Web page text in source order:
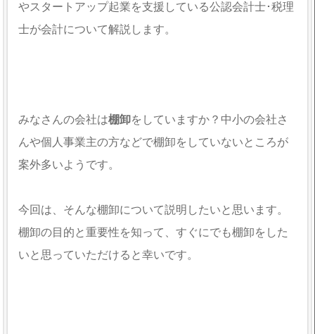
やスタートアップ起業を支援している公認会計士･税理
士が会計について解説します。
みなさんの会社は棚卸をしていますか？中小の会社さ
んや個人事業主の方などで棚卸をしていないところが
案外多いようです。
今回は、そんな棚卸について説明したいと思います。
棚卸の目的と重要性を知って、すぐにでも棚卸をした
いと思っていただけると幸いです。